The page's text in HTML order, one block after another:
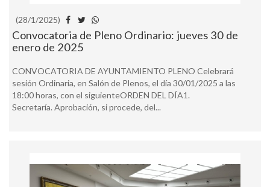
(28/1/2025)
Convocatoria de Pleno Ordinario: jueves 30 de
enero de 2025
CONVOCATORIA DE AYUNTAMIENTO PLENO Celebrará
sesión Ordinaria, en Salón de Plenos, el día 30/01/2025 a las
18:00 horas, con el siguienteORDEN DEL DÍA1.
Secretaría. Aprobación, si procede, del...